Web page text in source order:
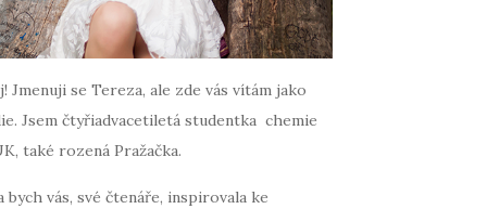
Jmenuji se Tereza, ale zde vás vítám jako
Jsem čtyřiadvacetiletá studentka chemie
také rozená Pražačka.
bych vás, své čtenáře, inspirovala ke